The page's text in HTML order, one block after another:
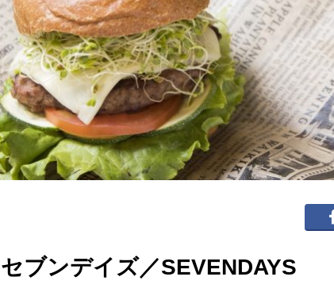
セブンデイズ／SEVENDAYS